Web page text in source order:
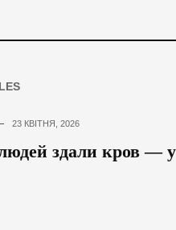
23 КВІТНЯ, 2026
здали кров —